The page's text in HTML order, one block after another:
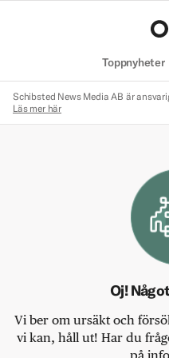
Toppnyheter
Schibsted News Media AB är
Läs mer här
Oj!
Vi ber om ursäkt och
vi kan, håll ut! Har du